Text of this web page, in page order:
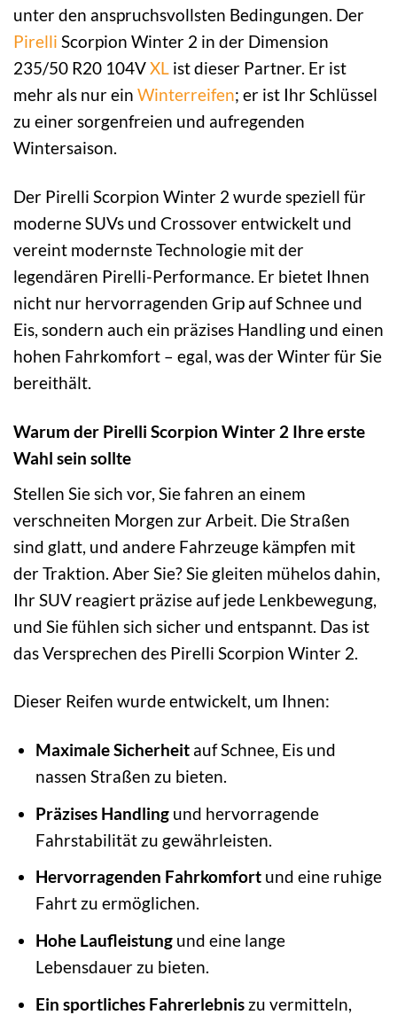
unter den anspruchsvollsten Bedingungen. Der
Pirelli Scorpion Winter 2 in der Dimension
235/50 R20 104VXL ist dieser Partner. Er ist
mehr als nur ein Winterreifen; er ist Ihr Schlüssel
zu einer sorgenfreien und aufregenden
Wintersaison.
Der Pirelli Scorpion Winter 2 wurde speziell für
moderne SUVs und Crossover entwickelt und
vereint modernste Technologie mit der
legendären Pirelli-Performance. Er bietet Ihnen
nicht nur hervorragenden Grip auf Schnee und
Eis, sondern auch ein präzises Handling und einen
hohen Fahrkomfort – egal, was der Winter für Sie
bereithält.
Warum der Pirelli Scorpion Winter 2 Ihre erste
Wahl sein sollte
Stellen Sie sich vor, Sie fahren an einem
verschneiten Morgen zur Arbeit. Die Straßen
sind glatt, und andere Fahrzeuge kämpfen mit
der Traktion. Aber Sie? Sie gleiten mühelos dahin,
Ihr SUV reagiert präzise auf jede Lenkbewegung,
und Sie fühlen sich sicher und entspannt. Das ist
das Versprechen des Pirelli Scorpion Winter 2.
Dieser Reifen wurde entwickelt, um Ihnen:
Maximale Sicherheitauf Schnee, Eis und
nassen Straßen zu bieten.
Präzises Handlingund hervorragende
Fahrstabilität zu gewährleisten.
Hervorragenden Fahrkomfortund eine ruhige
Fahrt zu ermöglichen.
Hohe Laufleistungund eine lange
Lebensdauer zu bieten.
Ein sportliches Fahrerlebniszu vermitteln,